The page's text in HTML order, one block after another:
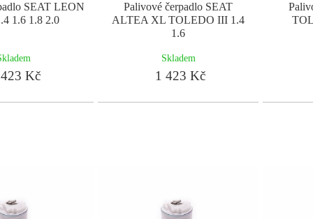
SEAT LEON
1.6 1.8 2.0
Kč
Palivové čerpadlo SEAT
ALTEA XL TOLEDO III 1.4
1.6
Skladem
1 423 Kč